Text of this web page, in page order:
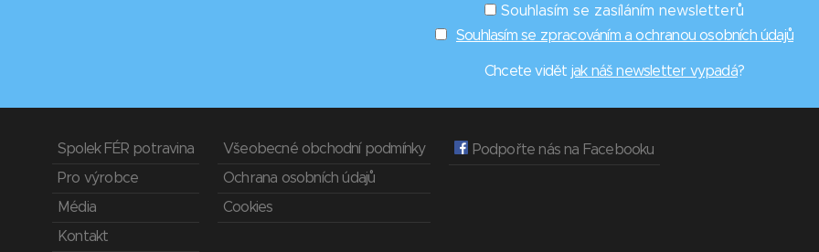
Souhlasím se zasíláním newsletterů
Souhlasím se zpracováním a ochranou osobních údajů
Chcete vidět jak náš newsletter vypadá?
Spolek FÉR potravina
Pro výrobce
Média
Kontakt
Všeobecné obchodní podmínky
Ochrana osobních údajů
Cookies
Podpořte nás na Facebooku